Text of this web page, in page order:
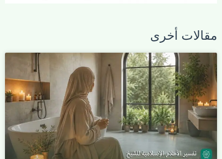
مقالات أخرى